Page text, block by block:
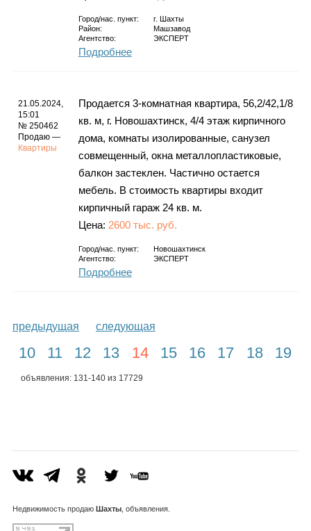
Город/нас. пункт: г.
Шахты
Район:
Машзавод
Агентство:
ЭКСПЕРТ
Подробнее
21.05.2024,
15:01
№ 250462
Продаю —
Квартиры
Продается 3-комнатная квартира, 56,2/42,1/8
кв. м, г. Новошахтинск, 4/4 этаж кирпичного
дома, комнаты изолированные, санузел
совмещенный, окна металлопластиковые,
балкон застеклен. Частично остается
мебель. В стоимость квартиры входит
кирпичный гараж 24 кв. м.
Цена: 2600 тыс. руб.
Город/нас. пункт:
Новошахтинск
Агентство:
ЭКСПЕРТ
Подробнее
предыдущая следующая
10 11 12 13 14 15 16 17 18 19
объявления: 131-140 из 17729
Недвижимость продаю Шахты, объявления.